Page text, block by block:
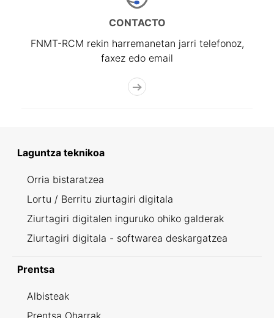
CONTACTO
FNMT-RCM rekin harremanetan jarri telefonoz,
faxez edo email
Laguntza teknikoa
Orria bistaratzea
Lortu / Berritu ziurtagiri digitala
Ziurtagiri digitalen inguruko ohiko galderak
Ziurtagiri digitala - softwarea deskargatzea
Prentsa
Albisteak
Prentsa Oharrak